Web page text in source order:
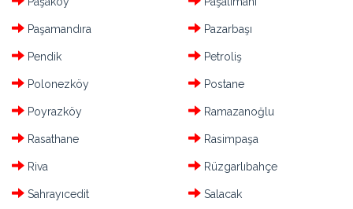
Paşamandıra Pazarbaşı
Pendik Petroliş
Polonezköy Postane
Poyrazköy Ramazanoğlu
Rasathane Rasimpaşa
Riva Rüzgarlıbahçe
Sahrayıcedit Salacak